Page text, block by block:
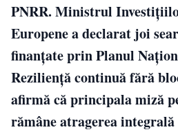
PNRR. Ministrul
Europene a declarat joi
finanțate prin Planul
Reziliență continuă fără
afirmă că principala miză
rămâne atragerea